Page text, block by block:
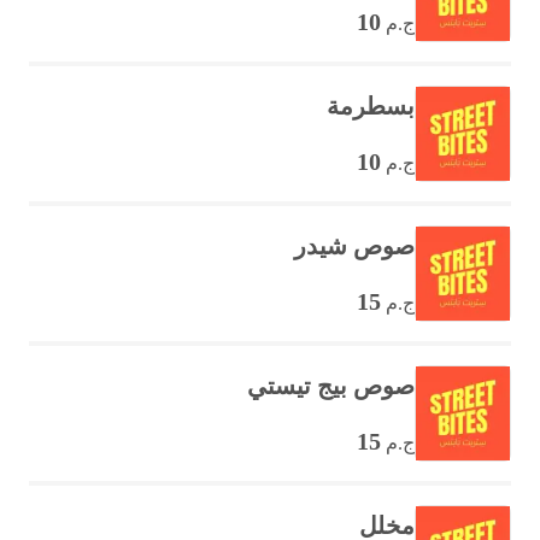
ج.م 10
بسطرمة
ج.م 10
صوص شيدر
ج.م 15
صوص بيج تيستي
ج.م 15
مخلل